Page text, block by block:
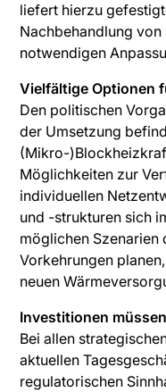
liefert hierzu
Nachbehandlung
notwendigen
Vielfältige Optionen
Den politischen
der Umsetzung
(Mikro-
Möglichkeiten zur
individuellen
und -strukturen sich
möglichen
Vorkehrungen
neuen
Investitionen
Bei allen
aktuellen
regulatorischen